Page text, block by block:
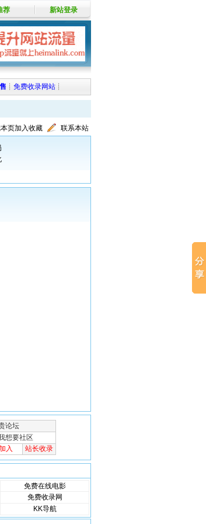
荐 新站登录
┊ 免费收录网站 ┊
页加入收藏 联系本站
免费在线电影
免费收录网
KK导航